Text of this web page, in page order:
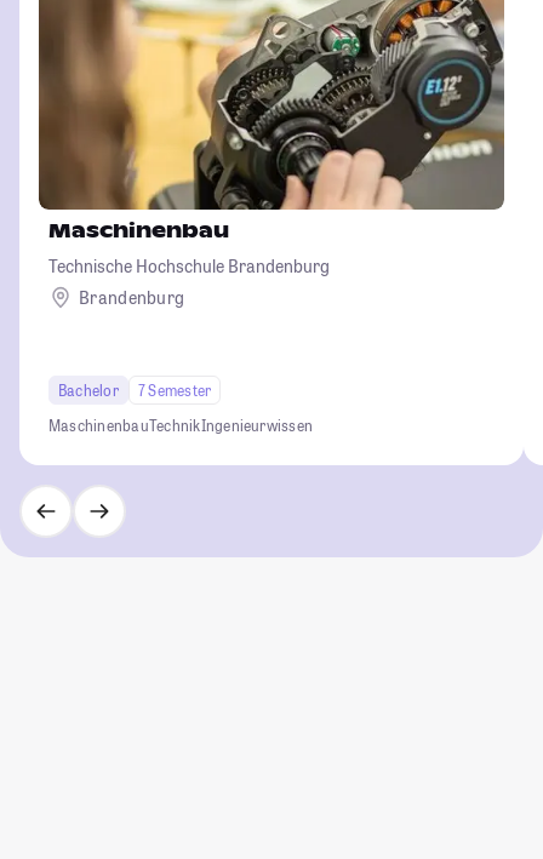
Maschinenbau
Technische Hochschule Brandenburg
Brandenburg
Bachelor
7 Semester
MaschinenbauTechnikIngenieurwissen